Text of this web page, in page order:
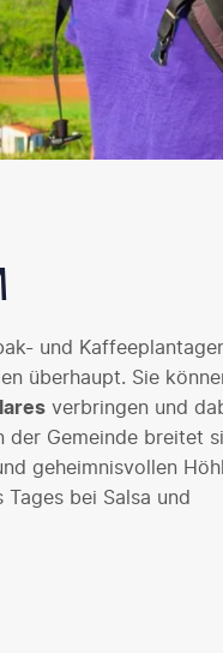
und
überhaupt. Sie
verbringen und
der Gemeinde breitet
geheimnisvollen
Tages bei Salsa und